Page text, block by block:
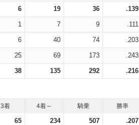
6 19 36 .139
1 7 9 .111
6 40 74 .203
25 69 173 .243
38 135 292 .216
3着 4着～ 騎乗 勝率
65 234 507 .207